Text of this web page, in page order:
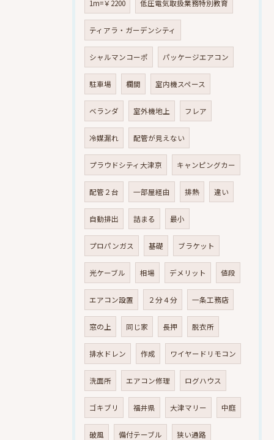
1m=￥2200 低圧電気取扱業務特別教育
ティアラ・ガーデンシティ
シャルマンコーポ パッケージエアコン
駐車場 欄間 室内機スペース
ベランダ 室外機地上 フレア
冷媒漏れ 配管が見えない
プラウドシティ大津京 キャンピングカー
配管２台 一部屋経由 排熱 違い
自動排出 詰まる 最小
プロパンガス 基礎 ブラケット
光ケーブル 相場 デメリット 値段
エアコン設置 ２分４分 一条工務店
窓の上 同じ家 長押 脱衣所
排水ドレン 作成 ワイヤードリモコン
洗面所 エアコン修理 ログハウス
ゴキブリ 福井県 大津マリー 中庭
破風 備付テーブル 狭い通路